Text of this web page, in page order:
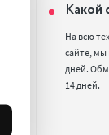
Какой
На всю
сайте, мы
дней.
14 дней.